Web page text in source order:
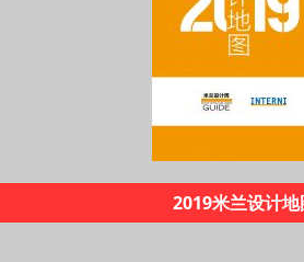
2019米兰设计地